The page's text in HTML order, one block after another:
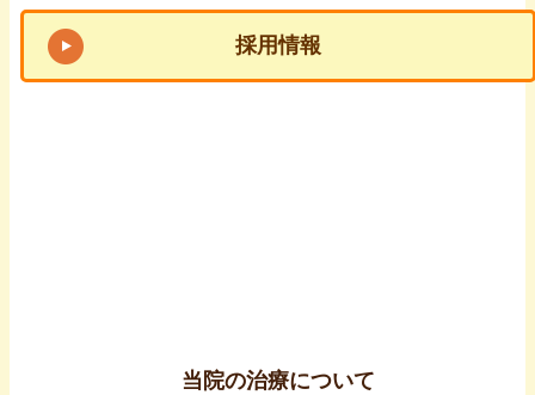
採用情報
当院の治療について